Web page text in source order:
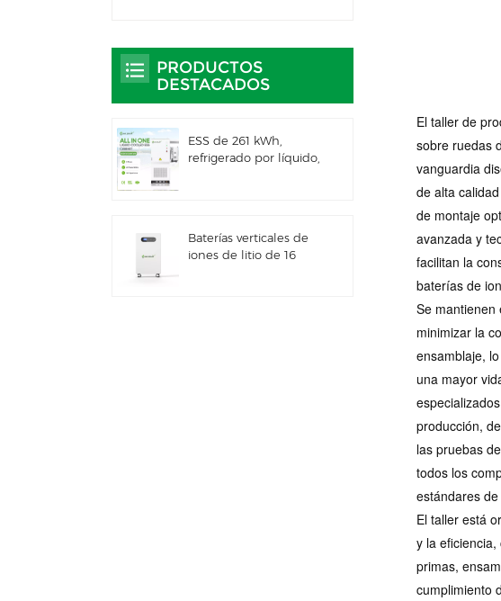
El taller de
sobre ruedas
vanguardia
de alta
de montaje
avanzada y
facilitan la
baterías de
Se mantienen
minimizar la
ensamblaje,
una mayor
producción,
las pruebas
todos los
estándares
El taller está
y la
primas,
cumplimiento
PRODUCTOS
DESTACADOS
ESS de 261 kWh,
refrigerado por líquido,
Baterías verticales de
iones de litio de 16